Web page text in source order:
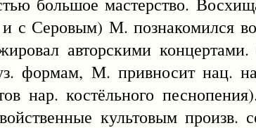
с Серовым) М. познакомился
авторскими
формам, М. привносит нац.
нар. костёльного
культовым произв.